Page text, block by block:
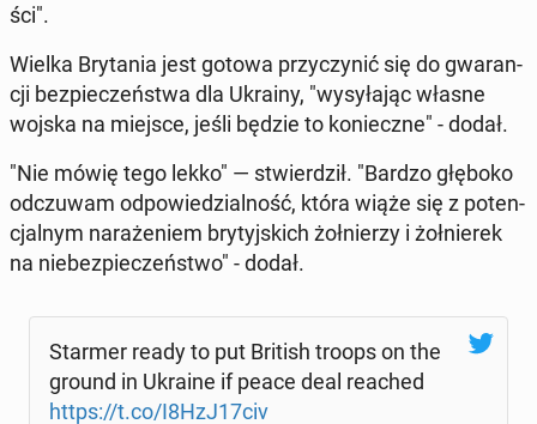
ści".
Wielka Bry­ta­nia jest gotowa przy­czy­nić się do gwa­ran­
cji bez­pie­czeń­stwa dla Ukrainy, "wy­sy­ła­jąc własne
wojska na miejsce, jeśli będzie to ko­niecz­ne" - dodał.
"Nie mówię tego lekko" — stwier­dził. "Bardzo głęboko
od­czu­wam od­po­wie­dzial­ność, która wiąże się z po­ten­
cjal­nym na­ra­że­niem bry­tyj­skich żoł­nie­rzy i żoł­nie­rek
na nie­bez­pie­czeń­stwo" - dodał.
Starmer ready to put British troops on the
ground in Ukraine if peace deal reached
https://t.co/I8HzJ17civ